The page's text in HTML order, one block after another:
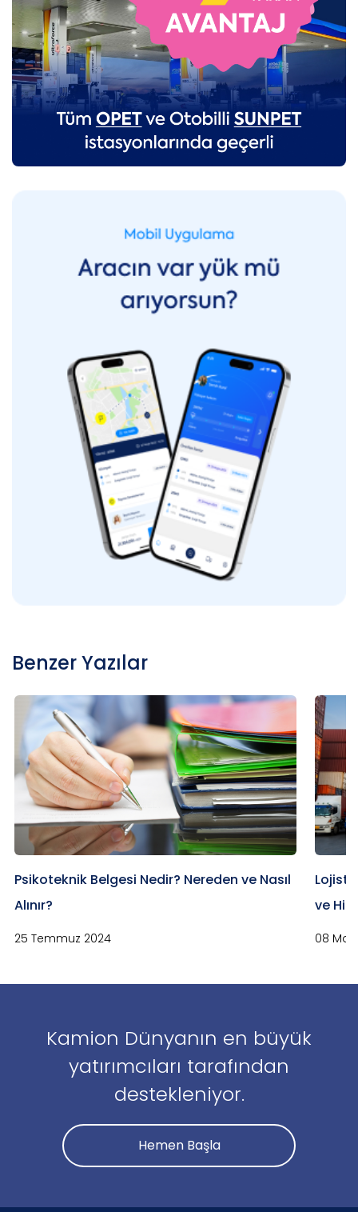
Benzer Yazılar
Psikoteknik Belgesi Nedir? Nereden ve Nasıl
Alınır?
25 Temmuz 2024
ve
08
Kamion Dünyanın en büyük
yatırımcıları tarafından
destekleniyor.
Hemen Başla